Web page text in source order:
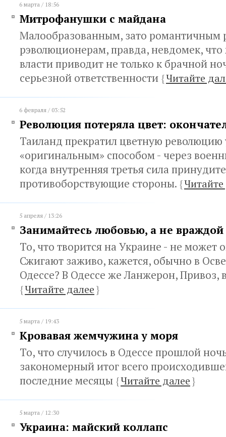
6 марта / 18:56
Митрофанушки с майдана
Малообразованным, зато романтичным
рэволюционерам, правда, невдомек,
власти приводит не только к брачной
серьезной ответственности {Читайте
6 февраля / 03:52
Революция потеряла цвет:
Таиланд прекратил цветную революцию
«оригинальным» способом - через
когда внутренняя третья сила
противоборствующие стороны. {
5 апреля / 13:26
Занимайтесь любовью, а не враждой
То, что творится на Украине - не может
Сжигают заживо, кажется, обычно в
Одессе? В Одессе же Ланжерон, Привоз,
{Читайте далее}
5 марта / 19:43
Кровавая жемчужина у моря
То, что случилось в Одессе прошлой
закономерный итог всего
последние месяцы {Читайте далее}
5 марта / 12:30
Украина: майский коллапс